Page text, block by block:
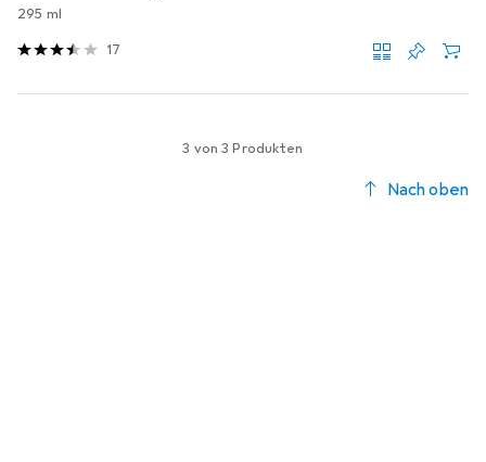
295 ml
17
3 von 3 Produkten
Nach oben